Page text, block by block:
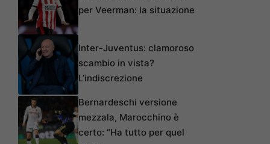
per Veerman: la situazione
Inter-Juventus: clamoroso
scambio in vista?
L’indiscrezione
Bernardeschi versione
mezzala, Marocchino è
certo: “Ha tutto per quel